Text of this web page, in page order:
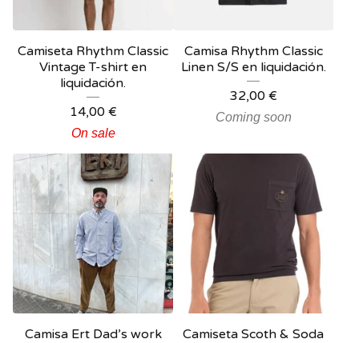
Camiseta Rhythm Classic
Vintage T-shirt en
liquidación.
14,00 €
On sale
Camisa Rhythm Classic
Linen S/S en liquidación.
32,00 €
Coming soon
Camisa Ert Dad’s work
Camiseta Scoth & Soda